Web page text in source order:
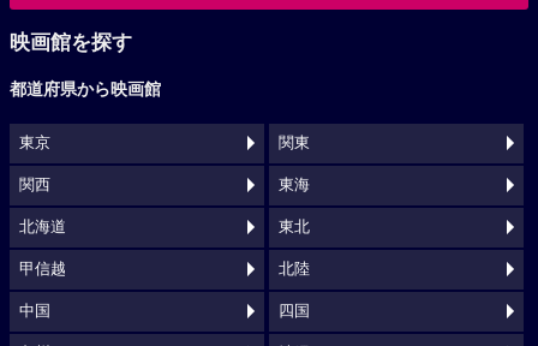
映画館を探す
都道府県から映画館
東京 関東
関西 東海
北海道 東北
甲信越 北陸
中国 四国